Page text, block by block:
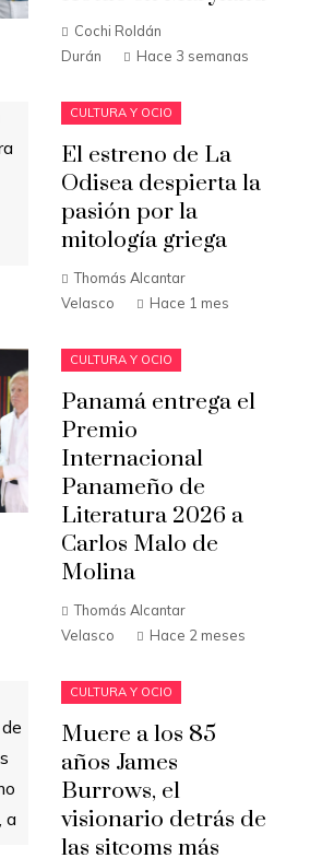
Cochi Roldán
Durán
Hace 3 semanas
CULTURA Y OCIO
El estreno de La
Odisea despierta la
pasión por la
mitología griega
Thomás Alcantar
Velasco
Hace 1 mes
CULTURA Y OCIO
Panamá entrega el
Premio
Internacional
Panameño de
Literatura 2026 a
Carlos Malo de
Molina
Thomás Alcantar
Velasco
Hace 2 meses
CULTURA Y OCIO
Muere a los 85
años James
Burrows, el
visionario detrás de
las sitcoms más